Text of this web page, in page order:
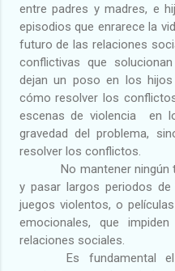
entre padres y madres, e
episodios que enrarece la
futuro de las relaciones
conflictivas que
dejan un poso en los
cómo resolver los
escenas de violencia
en
gravedad del problema,
resolver los conflictos.
No mantener
y pasar largos periodos
juegos violentos, o
emocionales, que
relaciones sociales.
Es fundamental